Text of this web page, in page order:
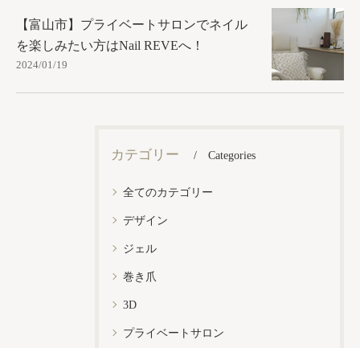
【富山市】プライベートサロンでネイル
を楽しみたい方はNail REVEへ！
2024/01/19
カテゴリー Categories
全てのカテゴリー
デザイン
ジェル
巻き爪
3D
プライベートサロン